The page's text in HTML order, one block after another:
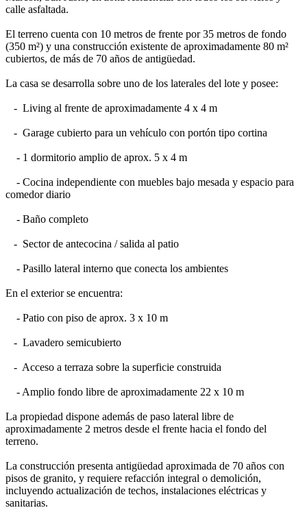
calle asfaltada.
El terreno cuenta con 10 metros de frente por 35 metros de fondo
(350 m²) y una construcción existente de aproximadamente 80 m²
cubiertos, de más de 70 años de antigüedad.
La casa se desarrolla sobre uno de los laterales del lote y posee:
- Living al frente de aproximadamente 4 x 4 m
- Garage cubierto para un vehículo con portón tipo cortina
- 1 dormitorio amplio de aprox. 5 x 4 m
- Cocina independiente con muebles bajo mesada y espacio para
comedor diario
- Baño completo
- Sector de antecocina / salida al patio
- Pasillo lateral interno que conecta los ambientes
En el exterior se encuentra:
- Patio con piso de aprox. 3 x 10 m
- Lavadero semicubierto
- Acceso a terraza sobre la superficie construida
- Amplio fondo libre de aproximadamente 22 x 10 m
La propiedad dispone además de paso lateral libre de
aproximadamente 2 metros desde el frente hacia el fondo del
terreno.
La construcción presenta antigüedad aproximada de 70 años con
pisos de granito, y requiere refacción integral o demolición,
incluyendo actualización de techos, instalaciones eléctricas y
sanitarias.